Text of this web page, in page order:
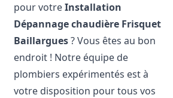
pour votreInstallation
Dépannage chaudière Frisquet
Baillargues? Vous êtes au bon
endroit ! Notre équipe de
plombiers expérimentés est à
votre disposition pour tous vos